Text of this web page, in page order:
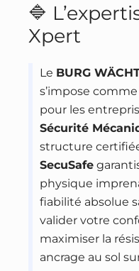
🔷
Xpert
Le BURG
s’impose
pour les
Sécurité
structure
SecuSafe
physique
fiabilité absolue
valider votre
maximiser la
ancrage au sol